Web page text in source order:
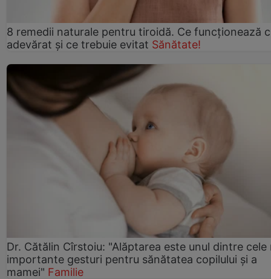
8 remedii naturale pentru tiroidă. Ce funcționează
adevărat și ce trebuie evitat Sănătate!
Dr. Cătălin Cîrstoiu: "Alăptarea este unul dintre cele
importante gesturi pentru sănătatea copilului și a
mamei" Familie